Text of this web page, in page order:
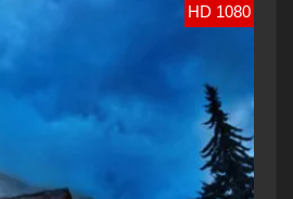
HD 1080